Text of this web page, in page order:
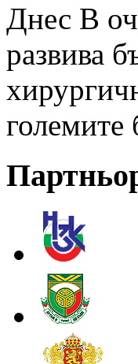
Днес В
развива
големите